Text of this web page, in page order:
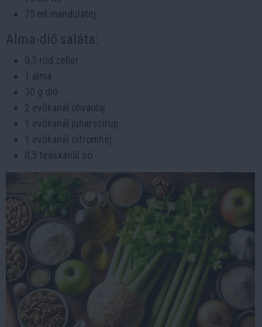
75 ml mandulatej
Alma-dió saláta:
0,5 rúd zeller
1 alma
30 g dió
2 evőkanál olívaolaj
1 evőkanál juharszirup
1 evőkanál citromhéj
0,5 teáskanál só